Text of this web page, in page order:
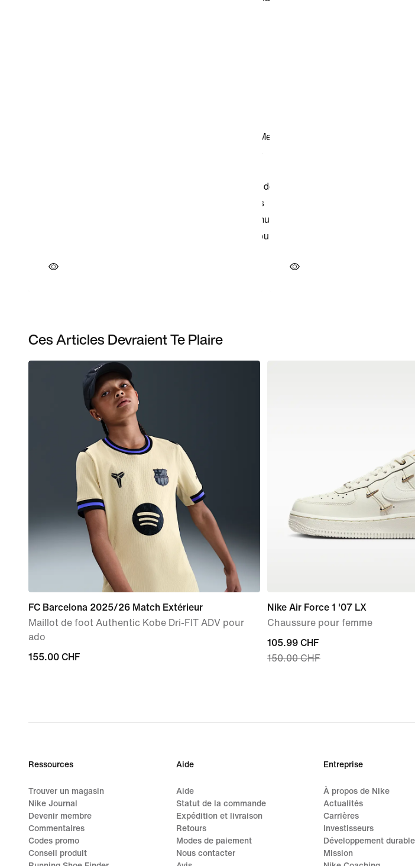
Ces Articles Devraient Te Plaire
FC Barcelona 2025/26 Match Extérieur
Maillot de foot Authentic Kobe Dri-FIT ADV pour
ado
155.00 CHF
155.00 CHF
Nike Air Force 1 '07 LX
Chaussure pour femme
current
price
150.00 CHF
105.99 CHF
150.00 CHF
Ressources
Trouver un magasin
Nike Journal
Devenir membre
Commentaires
Codes promo
Conseil produit
Aide
Aide
Statut de la commande
Expédition et livraison
Retours
Modes de paiement
Nous contacter
Entreprise
À propos de Nike
Actualités
Carrières
Investisseurs
Développement durable
Mission